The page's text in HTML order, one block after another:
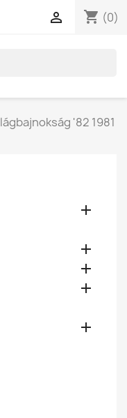
shopping_cart (0)

'82 1981




